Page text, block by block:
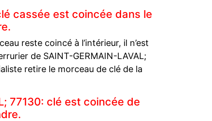
cassée est coincée dans le
reste coincé à l’intérieur, il n’est
de SAINT-GERMAIN-LAVAL;
retire le morceau de clé de la
77130: clé est coincée de